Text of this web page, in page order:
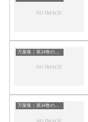
万葉集｜第14巻の和歌一覧
万葉集｜第14巻の和歌一覧